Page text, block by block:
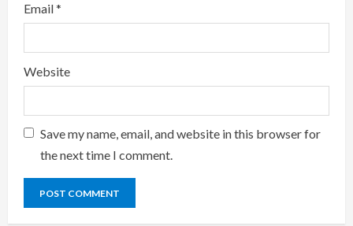
Email*
Website
Save my name, email, and website in this browser for
the next time I comment.